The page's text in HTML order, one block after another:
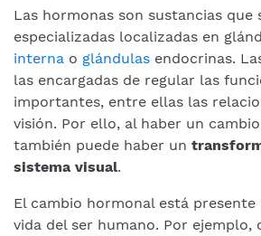
Las hormonas son sustancias que
especializadas localizadas en
interna o glándulas endocrinas.
las encargadas de regular las
importantes, entre ellas las
visión. Por ello, al haber un
también puede haber un
sistema visual.
El cambio hormonal está
vida del ser humano. Por ejemplo,